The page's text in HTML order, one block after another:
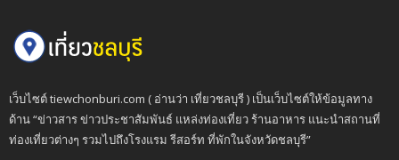
เว็บไซต์ tiewchonburi.com ( อ่านว่า เที่ยวชลบุรี ) เป็นเว็บไซต์ให้ข้อมูลทาง
ด้าน “ข่าวสาร ข่าวประชาสัมพันธ์ แหล่งท่องเที่ยว ร้านอาหาร แนะนำสถานที่
ท่องเที่ยวต่างๆ รวมไปถึงโรงแรม รีสอร์ท ที่พักในจังหวัดชลบุรี”